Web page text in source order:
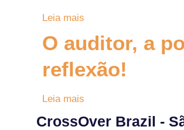
Leia mais
O auditor, a
reflexão!
Leia mais
CrossOver Brazil -